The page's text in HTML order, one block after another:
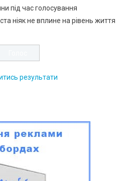
під час голосування
ніяк не вплине на рівень життя
результати